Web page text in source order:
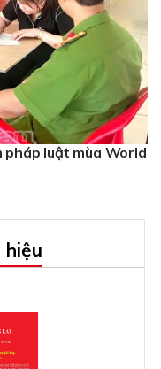
pháp luật mùa World
hiệu